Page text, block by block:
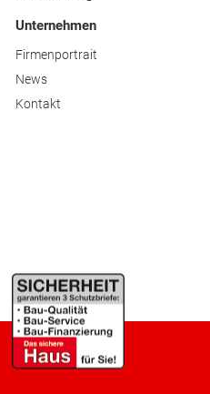
Unternehmen
Firmenportrait
News
Kontakt